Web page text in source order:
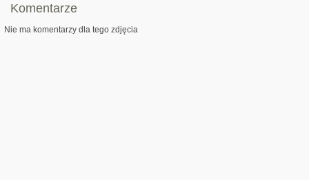
Komentarze
Nie ma komentarzy dla tego zdjęcia